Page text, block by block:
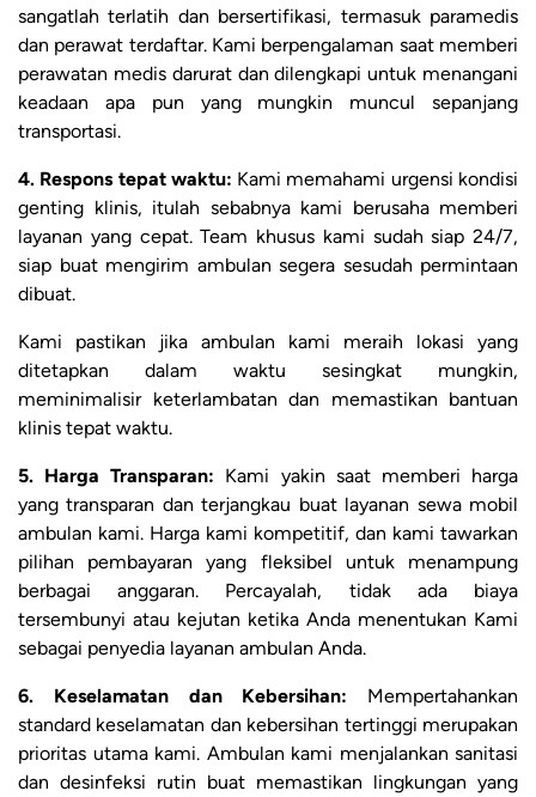
sangatlah terlatih dan bersertifikasi, termasuk paramedis
dan perawat terdaftar. Kami berpengalaman saat memberi
perawatan medis darurat dan dilengkapi untuk menangani
keadaan apa pun yang mungkin muncul sepanjang
transportasi.
4. Respons tepat waktu: Kami memahami urgensi kondisi
genting klinis, itulah sebabnya kami berusaha memberi
layanan yang cepat. Team khusus kami sudah siap 24/7,
siap buat mengirim ambulan segera sesudah permintaan
dibuat.
Kami pastikan jika ambulan kami meraih lokasi yang
ditetapkan dalam waktu sesingkat mungkin,
meminimalisir keterlambatan dan memastikan bantuan
klinis tepat waktu.
5. Harga Transparan: Kami yakin saat memberi harga
yang transparan dan terjangkau buat layanan sewa mobil
ambulan kami. Harga kami kompetitif, dan kami tawarkan
pilihan pembayaran yang fleksibel untuk menampung
berbagai anggaran. Percayalah, tidak ada biaya
tersembunyi atau kejutan ketika Anda menentukan Kami
sebagai penyedia layanan ambulan Anda.
6. Keselamatan dan Kebersihan: Mempertahankan
standard keselamatan dan kebersihan tertinggi merupakan
prioritas utama kami. Ambulan kami menjalankan sanitasi
dan desinfeksi rutin buat memastikan lingkungan yang